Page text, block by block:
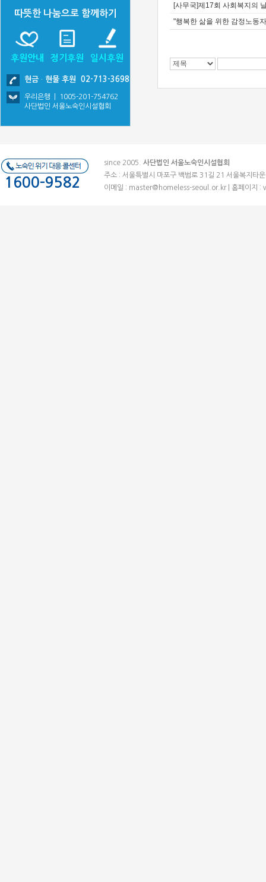
[사무국]제17회 사회복지의
"행복한 삶을 위한 감정노동
따뜻한 나눔으로 함께하기
후원안내 정기후원 일시후원
현금 · 현물 후원 02-713-3698
우리은행 | 1005-201-754762
사단법인 서울노숙인시설협회
1600-9582
since 2005. 사단법인 서울노숙인시설협회
주소 : 서울특별시 마포구 백범로 31길 21 서울복지
이메일 : master@homeless-seoul.or.kr| 홈페이지 :